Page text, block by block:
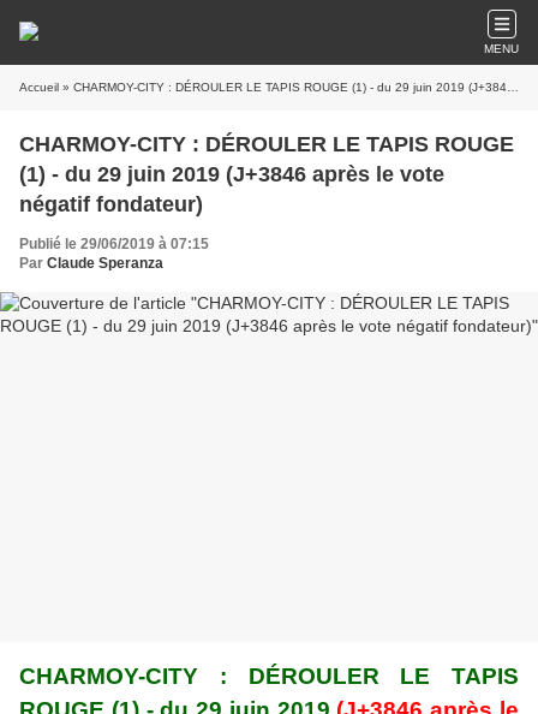
MENU
Accueil » CHARMOY-CITY : DÉROULER LE TAPIS ROUGE (1) - du 29 juin 2019 (J+3846 après le vote négatif fondateur)
CHARMOY-CITY : DÉROULER LE TAPIS ROUGE
(1) - du 29 juin 2019 (J+3846 après le vote
négatif fondateur)
Publié le 29/06/2019 à 07:15
Par Claude Speranza
CHARMOY-CITY : DÉROULER LE TAPIS